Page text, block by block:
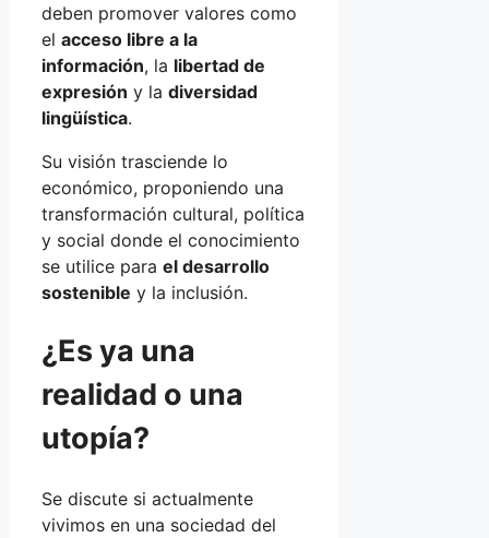
deben promover valores como
el acceso libre a la
información, la libertad de
expresión y la diversidad
lingüística.
Su visión trasciende lo
económico, proponiendo una
transformación cultural, política
y social donde el conocimiento
se utilice para el desarrollo
sostenible y la inclusión.
¿Es ya una
realidad o una
utopía?
Se discute si actualmente
vivimos en una sociedad del